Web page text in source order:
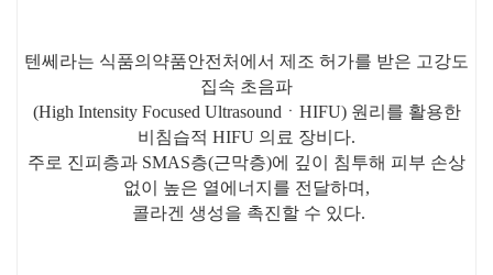
텐쎄라는 식품의약품안전처에서 제조 허가를 받은 고강도
집속 초음파
(High Intensity Focused UltrasoundㆍHIFU) 원리를 활용한
비침습적 HIFU 의료 장비다.
주로 진피층과 SMAS층(근막층)에 깊이 침투해 피부 손상
없이 높은 열에너지를 전달하며,
콜라겐 생성을 촉진할 수 있다.